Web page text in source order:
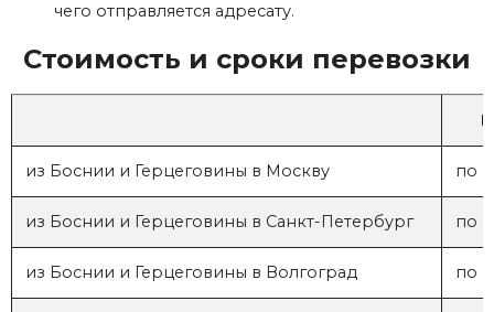
чего отправляется адресату.
Стоимость и сроки перевозки
из Боснии и Герцеговины в Москву по
из Боснии и Герцеговины в Санкт-Петербург по
из Боснии и Герцеговины в Волгоград по